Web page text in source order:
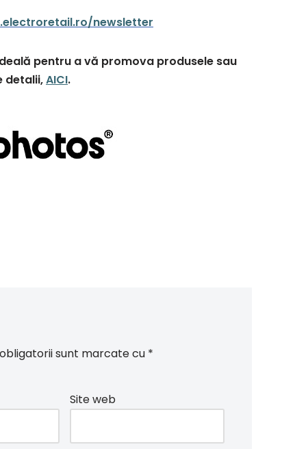
newsletter
pentru a vă promova produsele sau
detalii,AICI.
sunt marcate cu *
Site web